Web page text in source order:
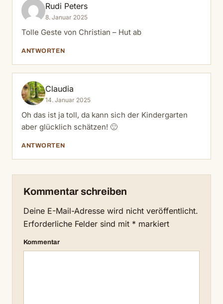
Rudi Peters
8. Januar 2025
Tolle Geste von Christian – Hut ab
ANTWORTEN
Claudia
14. Januar 2025
Oh das ist ja toll, da kann sich der Kindergarten
aber glücklich schätzen! 🙂
ANTWORTEN
Kommentar schreiben
Deine E-Mail-Adresse wird nicht veröffentlicht.
Erforderliche Felder sind mit * markiert
Kommentar